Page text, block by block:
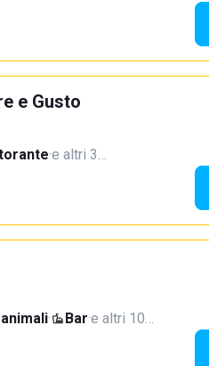
e Gusto
·e altri 3…
· Bar·e altri 10…